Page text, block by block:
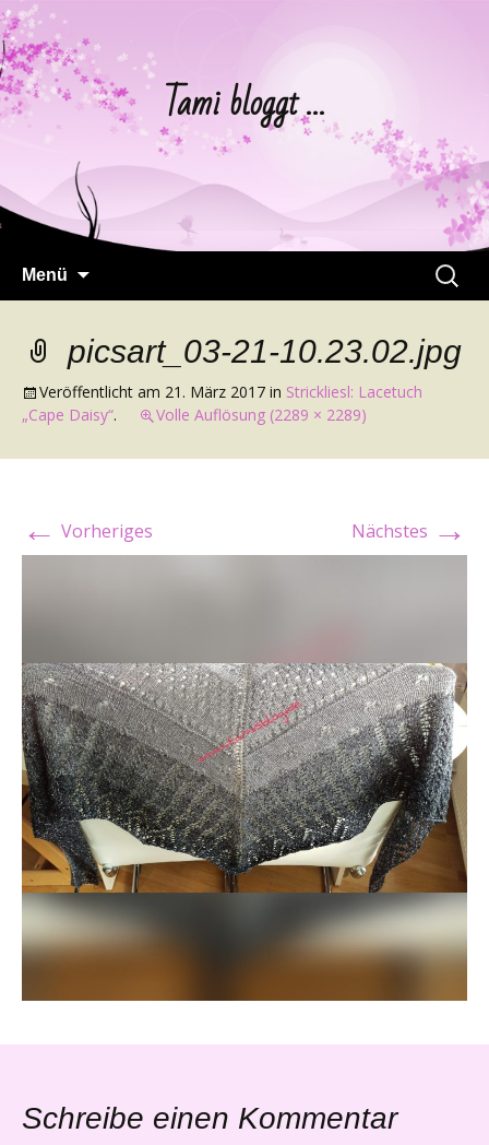
Tami bloggt …
Menü
Suchen
nach:
picsart_03-21-10.23.02.jpg
Veröffentlicht am 21. März 2017 in Strickliesl: Lacetuch
„Cape Daisy“. Volle Auflösung (2289 × 2289)
← Vorheriges Nächstes →
Schreibe einen Kommentar